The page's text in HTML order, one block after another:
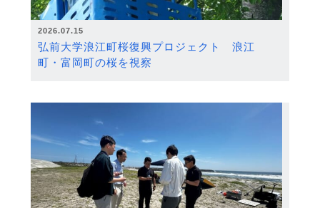
2026.07.15
弘前大学浪江町桜復興プロジェクト 浪江
町・富岡町の桜を視察